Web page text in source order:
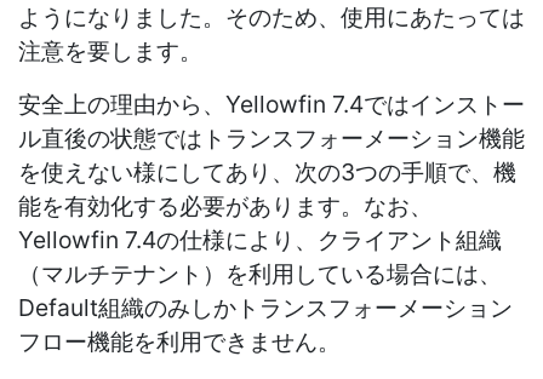
ようになりました。そのため、使用にあたっては
注意を要します。
安全上の理由から、Yellowfin 7.4ではインストー
ル直後の状態ではトランスフォーメーション機能
を使えない様にしてあり、次の3つの手順で、機
能を有効化する必要があります。なお、
Yellowfin 7.4の仕様により、クライアント組織
（マルチテナント）を利用している場合には、
Default組織のみしかトランスフォーメーション
フロー機能を利用できません。